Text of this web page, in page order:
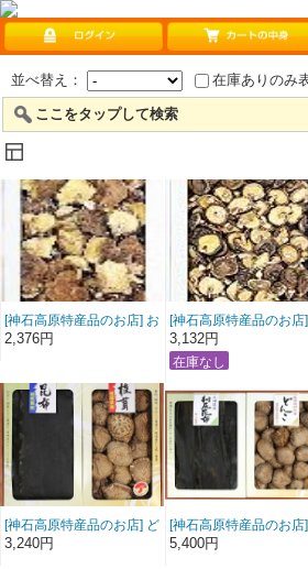
並べ替え： 在庫ありのみ
ここをタップして検索
[神石高原特産品のお店] お
徳用こうしん椎茸160ｇ
2,376円
[神石高原特産品のお店
うしん小葉椎茸200ｇ（
入） しいたけ
3,132円
[神石高原特産品のお店] ど
んこ椎茸・利尻昆布詰合
せ しいたけ こんぶ
3,240円
[神石高原特産品のお店
んこ椎茸・利尻昆布詰合
せ しいたけ こんぶ
5,400円